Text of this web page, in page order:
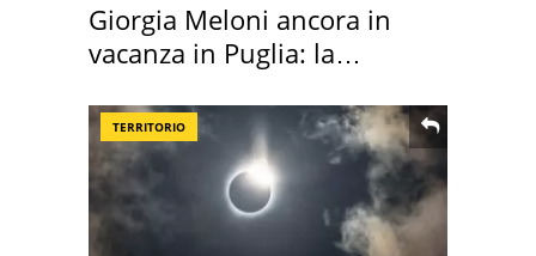
Giorgia Meloni ancora in
vacanza in Puglia: la
TERRITORIO